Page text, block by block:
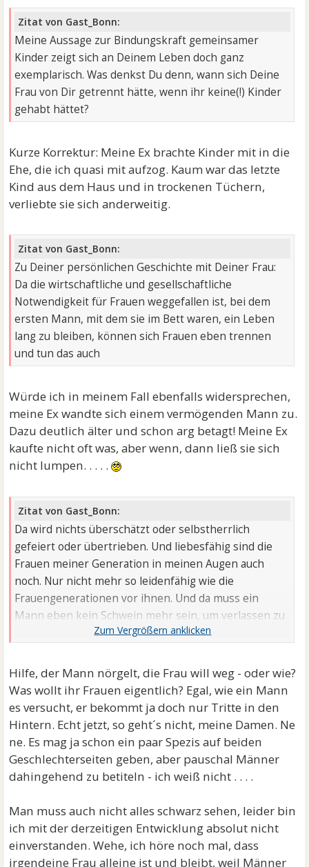
Zitat von Gast_Bonn:
Meine Aussage zur Bindungskraft gemeinsamer
Kinder zeigt sich an Deinem Leben doch ganz
exemplarisch. Was denkst Du denn, wann sich Deine
Frau von Dir getrennt hätte, wenn ihr keine(!) Kinder
gehabt hättet?
Kurze Korrektur: Meine Ex brachte Kinder mit in die
Ehe, die ich quasi mit aufzog. Kaum war das letzte
Kind aus dem Haus und in trockenen Tüchern,
verliebte sie sich anderweitig.
Zitat von Gast_Bonn:
Zu Deiner persönlichen Geschichte mit Deiner Frau:
Da die wirtschaftliche und gesellschaftliche
Notwendigkeit für Frauen weggefallen ist, bei dem
ersten Mann, mit dem sie im Bett waren, ein Leben
lang zu bleiben, können sich Frauen eben trennen
und tun das auch
Würde ich in meinem Fall ebenfalls widersprechen,
meine Ex wandte sich einem vermögenden Mann zu.
Dazu deutlich älter und schon arg betagt! Meine Ex
kaufte nicht oft was, aber wenn, dann ließ sie sich
nicht lumpen. . . . .
Zitat von Gast_Bonn:
Da wird nichts überschätzt oder selbstherrlich
gefeiert oder übertrieben. Und liebesfähig sind die
Frauen meiner Generation in meinen Augen auch
noch. Nur nicht mehr so leidenfähig wie die
Frauengenerationen vor ihnen. Und da muss ein
Mann eben kein Schwein mehr sein, um verlassen zu
werden. Es reicht, wenn er als dauerhafte Last,
wahrgenommen wird. Denn so jemanden hätte man
nicht geheiratet - wieso sollte man also mit ihm
verheiratet bleiben.
Hilfe, der Mann nörgelt, die Frau will weg - oder wie?
Was wollt ihr Frauen eigentlich? Egal, wie ein Mann
es versucht, er bekommt ja doch nur Tritte in den
Hintern. Echt jetzt, so geht´s nicht, meine Damen. Ne
ne. Es mag ja schon ein paar Spezis auf beiden
Geschlechterseiten geben, aber pauschal Männer
dahingehend zu betiteln - ich weiß nicht . . . .
Man muss auch nicht alles schwarz sehen, leider bin
ich mit der derzeitigen Entwicklung absolut nicht
einverstanden. Wehe, ich höre noch mal, dass
irgendeine Frau alleine ist und bleibt, weil Männer